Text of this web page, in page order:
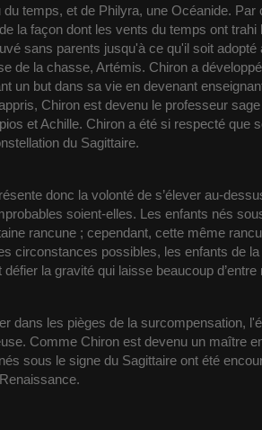
temps, et de Philyra, une Océanide. Par
la façon dont les vents du temps ont
sans parents jusqu'à ce qu'il soit
de la chasse, Artémis. Chiron a
un but dans sa vie en devenant
Chiron est devenu le professeur
et Achille. Chiron a été si respecté que
du Sagittaire.
donc la volonté de s’élever au-
soient-elles.
Les enfants nés
rancune ; cependant, cette même
circonstances possibles, les enfants de
la gravité qui laisse beaucoup
dans les pièges de la surcompensation,
Comme Chiron est devenu un maître
sous le signe du Sagittaire ont été